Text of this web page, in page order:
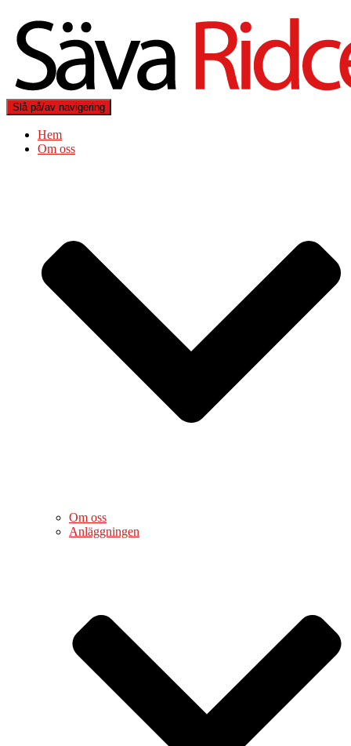
Slå på/av navigering
Hem
Om oss
Om oss
Anläggningen